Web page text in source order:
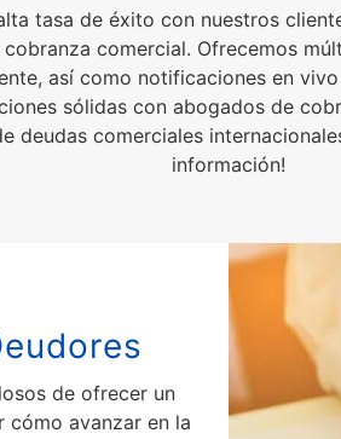
tasa de éxito con nuestros
comercial. Ofrecemos
así como notificaciones en
sólidas con abogados de
deudas comerciales
información!
de ofrecer un
cómo avanzar en la